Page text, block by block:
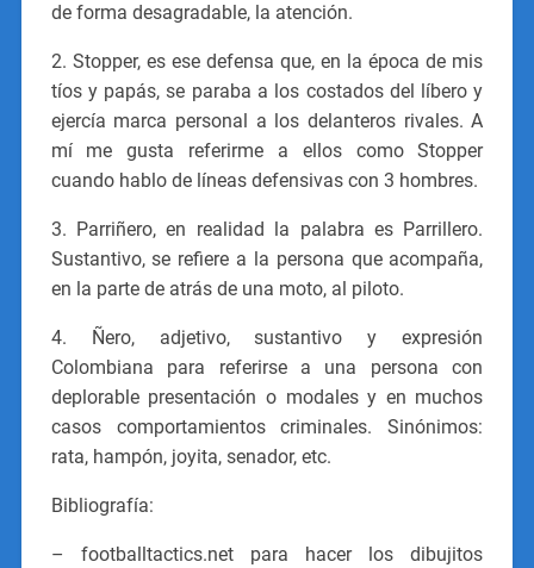
de forma desagradable, la atención.
2. Stopper, es ese defensa que, en la época de mis
tíos y papás, se paraba a los costados del líbero y
ejercía marca personal a los delanteros rivales. A
mí me gusta referirme a ellos como Stopper
cuando hablo de líneas defensivas con 3 hombres.
3. Parriñero, en realidad la palabra es Parrillero.
Sustantivo, se refiere a la persona que acompaña,
en la parte de atrás de una moto, al piloto.
4. Ñero, adjetivo, sustantivo y expresión
Colombiana para referirse a una persona con
deplorable presentación o modales y en muchos
casos comportamientos criminales. Sinónimos:
rata, hampón, joyita, senador, etc.
Bibliografía:
– footballtactics.net para hacer los dibujitos